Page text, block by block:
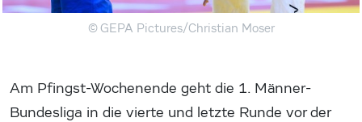
© GEPA Pictures/Christian Moser
Am Pfingst-Wochenende geht die 1. Männer-
Bundesliga in die vierte und letzte Runde vor der